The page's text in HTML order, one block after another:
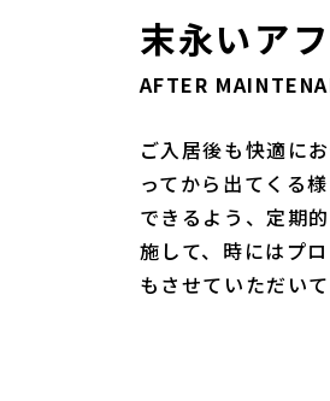
末永いア
AFTER
ご入居後も快適に
ってから出てくる
できるよう、定期
施して、時にはプ
もさせていただいて